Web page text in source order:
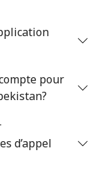
pour
d’appel